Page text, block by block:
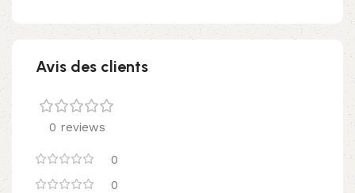
Avis des clients
0 reviews
0
0